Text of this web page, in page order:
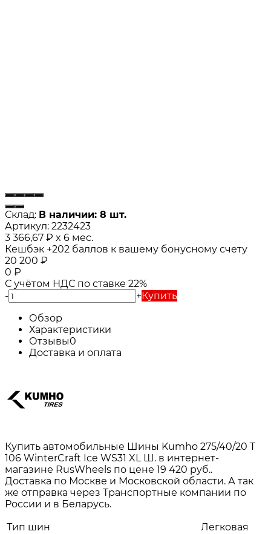
Склад: В наличии: 8 шт.
Артикул: 2232423
3 366,67 ₽ x 6 мес.
Кешбэк +202 баллов к вашему бонусному счету
20 200 ₽
0 ₽
С учётом НДС по ставке 22%
-
+Купить
Обзор
Характеристики
Отзывы0
Доставка и оплата
Купить автомобильные Шины Kumho 275/40/20 T
106 WinterCraft Ice WS31 XL Ш. в интернет-
магазине RusWheels по цене 19 420 руб..
Доставка по Москве и Московской области. А так
же отправка через Транспортные компании по
России и в Беларусь.
Тип шин
Легковая